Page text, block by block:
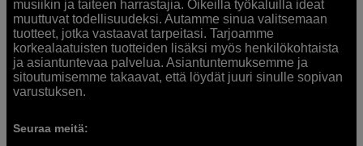
musiikin ja taiteen harrastajia. Oikeilla työkaluilla ideat
muuttuvat todellisuudeksi. Autamme sinua valitsemaan
tuotteet, jotka vastaavat tarpeitasi. Tarjoamme
korkealaatuisten tuotteiden lisäksi myös henkilökohtaista
ja asiantuntevaa palvelua. Asiantuntemuksemme ja
sitoutumisemme takaavat, että löydät juuri sinulle sopivan
varustuksen.
Seuraa meitä: